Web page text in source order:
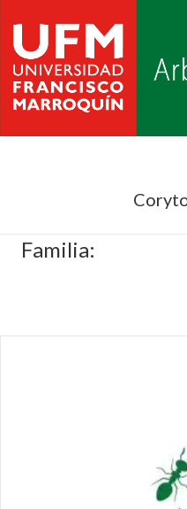
Familia: